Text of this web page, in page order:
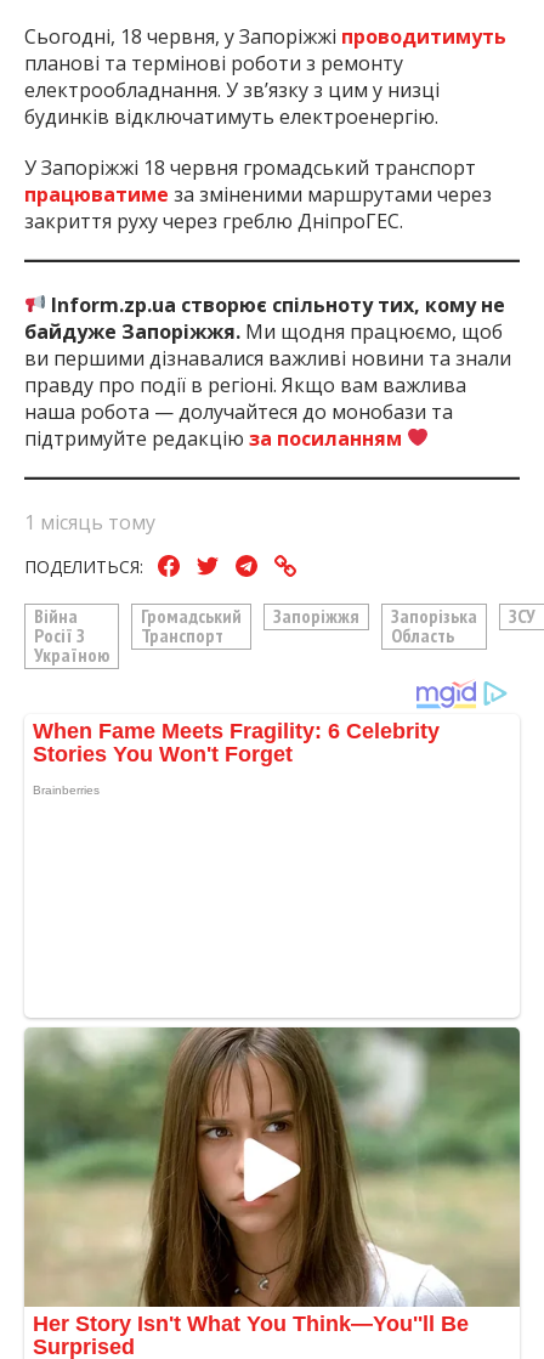
Сьогодні, 18 червня, у Запоріжжі проводитимуть
планові та термінові роботи з ремонту
електрообладнання. У зв’язку з цим у низці
будинків відключатимуть електроенергію.
У Запоріжжі 18 червня громадський транспорт
працюватиме за зміненими маршрутами через
закриття руху через греблю ДніпроГЕС.
Inform.zp.ua створює спільноту тих, кому не
байдуже Запоріжжя. Ми щодня працюємо, щоб
ви першими дізнавалися важливі новини та знали
правду про події в регіоні. Якщо вам важлива
наша робота — долучайтеся до монобази та
підтримуйте редакцію за посиланням
1 місяць тому
ПОДЕЛИТЬСЯ:
Війна
Росії З
Україною
Громадський
Транспорт
Запоріжжя
Запорізька
Область
ЗСУ